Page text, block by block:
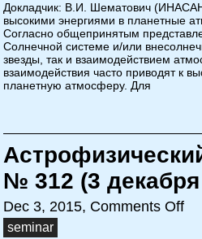
Докладчик: В.И. Шематович
высокими энергиями в планетные
Согласно общепринятым
Солнечной системе и/или
звезды, так и взаимодействием
взаимодействия часто приводят к
планетную атмосферу. Для
№ 312 (3 декабря
Dec 3, 2015, Comments Off
seminar